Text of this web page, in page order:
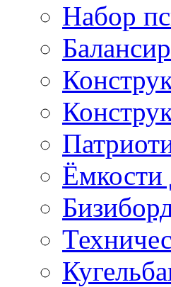
Набор
Ёмкости